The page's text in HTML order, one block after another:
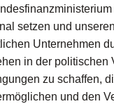
setzen und unseren
Unternehmen
in der politischen
zu schaffen,
und den